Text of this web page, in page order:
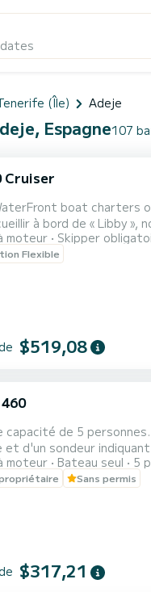
(Île) Adeje
Espagne107
Cruiser
boat charters
à bord de « Libby
avec 2 cabines
l'extérieur, vous
moteur Skipper
Flexible
$519,08
capacité de 5
d'un sondeur indiquant
UN DÉPÔT DE
aller plus loin, vous
moteur Bateau seul 5
Sans permis
$317,21